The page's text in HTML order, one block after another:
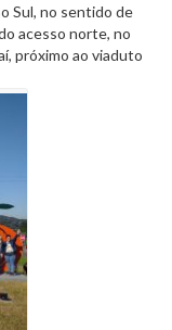
Sul, no sentido de
acesso norte, no
próximo ao viaduto